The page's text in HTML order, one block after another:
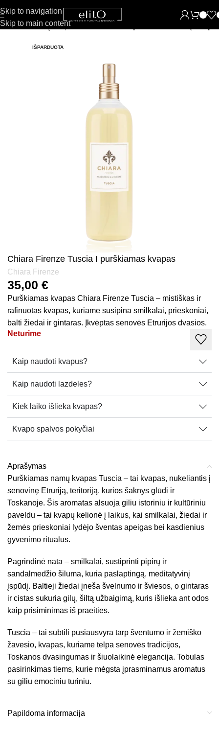
Skip to navigation
Skip to main content
namų kvapai
IŠPARDUOTA
Chiara Firenze Tuscia I purškiamas kvapas
Chiara Firenze
35,00 €
Purškiamas kvapas Chiara Firenze Tuscia – mistiškas ir
rafinuotas kvapas, kuriame susipina smilkalai, prieskoniai,
balti žiedai ir gintaras. Įkvėptas senovės Etrurijos dvasios.
Neturime
Kaip naudoti kvapus?
Kaip naudoti lazdeles?
Kiek laiko išlieka kvapas?
Kvapo spalvos pokyčiai
Aprašymas
Purškiamas namų kvapas Tuscia – tai kvapas, nukeliantis į
senovinę Etruriją, teritoriją, kurios šaknys glūdi ir
Toskanoje. Šis aromatas alsuoja giliu istoriniu ir kultūriniu
paveldu – tai kvapų kelionė į laikus, kai smilkalai, žiedai ir
žemės prieskoniai lydėjo šventas apeigas bei kasdienius
gyvenimo ritualus.
Pagrindinė nata – smilkalai, sustiprinti pipirų ir
sandalmedžio šiluma, kuria paslaptingą, meditatyvinį
įspūdį. Baltieji žiedai įneša švelnumo ir šviesos, o gintaras
ir cistas sukuria gilų, šiltą užbaigimą, kuris išlieka ant odos
kaip prisiminimas iš praeities.
Tuscia – tai subtili pusiausvyra tarp šventumo ir žemiško
žavesio, kvapas, kuriame telpa senovės tradicijos,
Toskanos dvasingumas ir šiuolaikinė elegancija. Tobulas
pasirinkimas tiems, kurie mėgsta įprasminamus aromatus
su giliu emociniu turiniu.
Papildoma informacija